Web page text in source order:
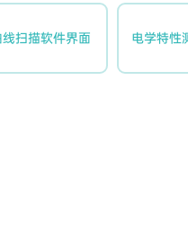
扫描软件界面 电学特性